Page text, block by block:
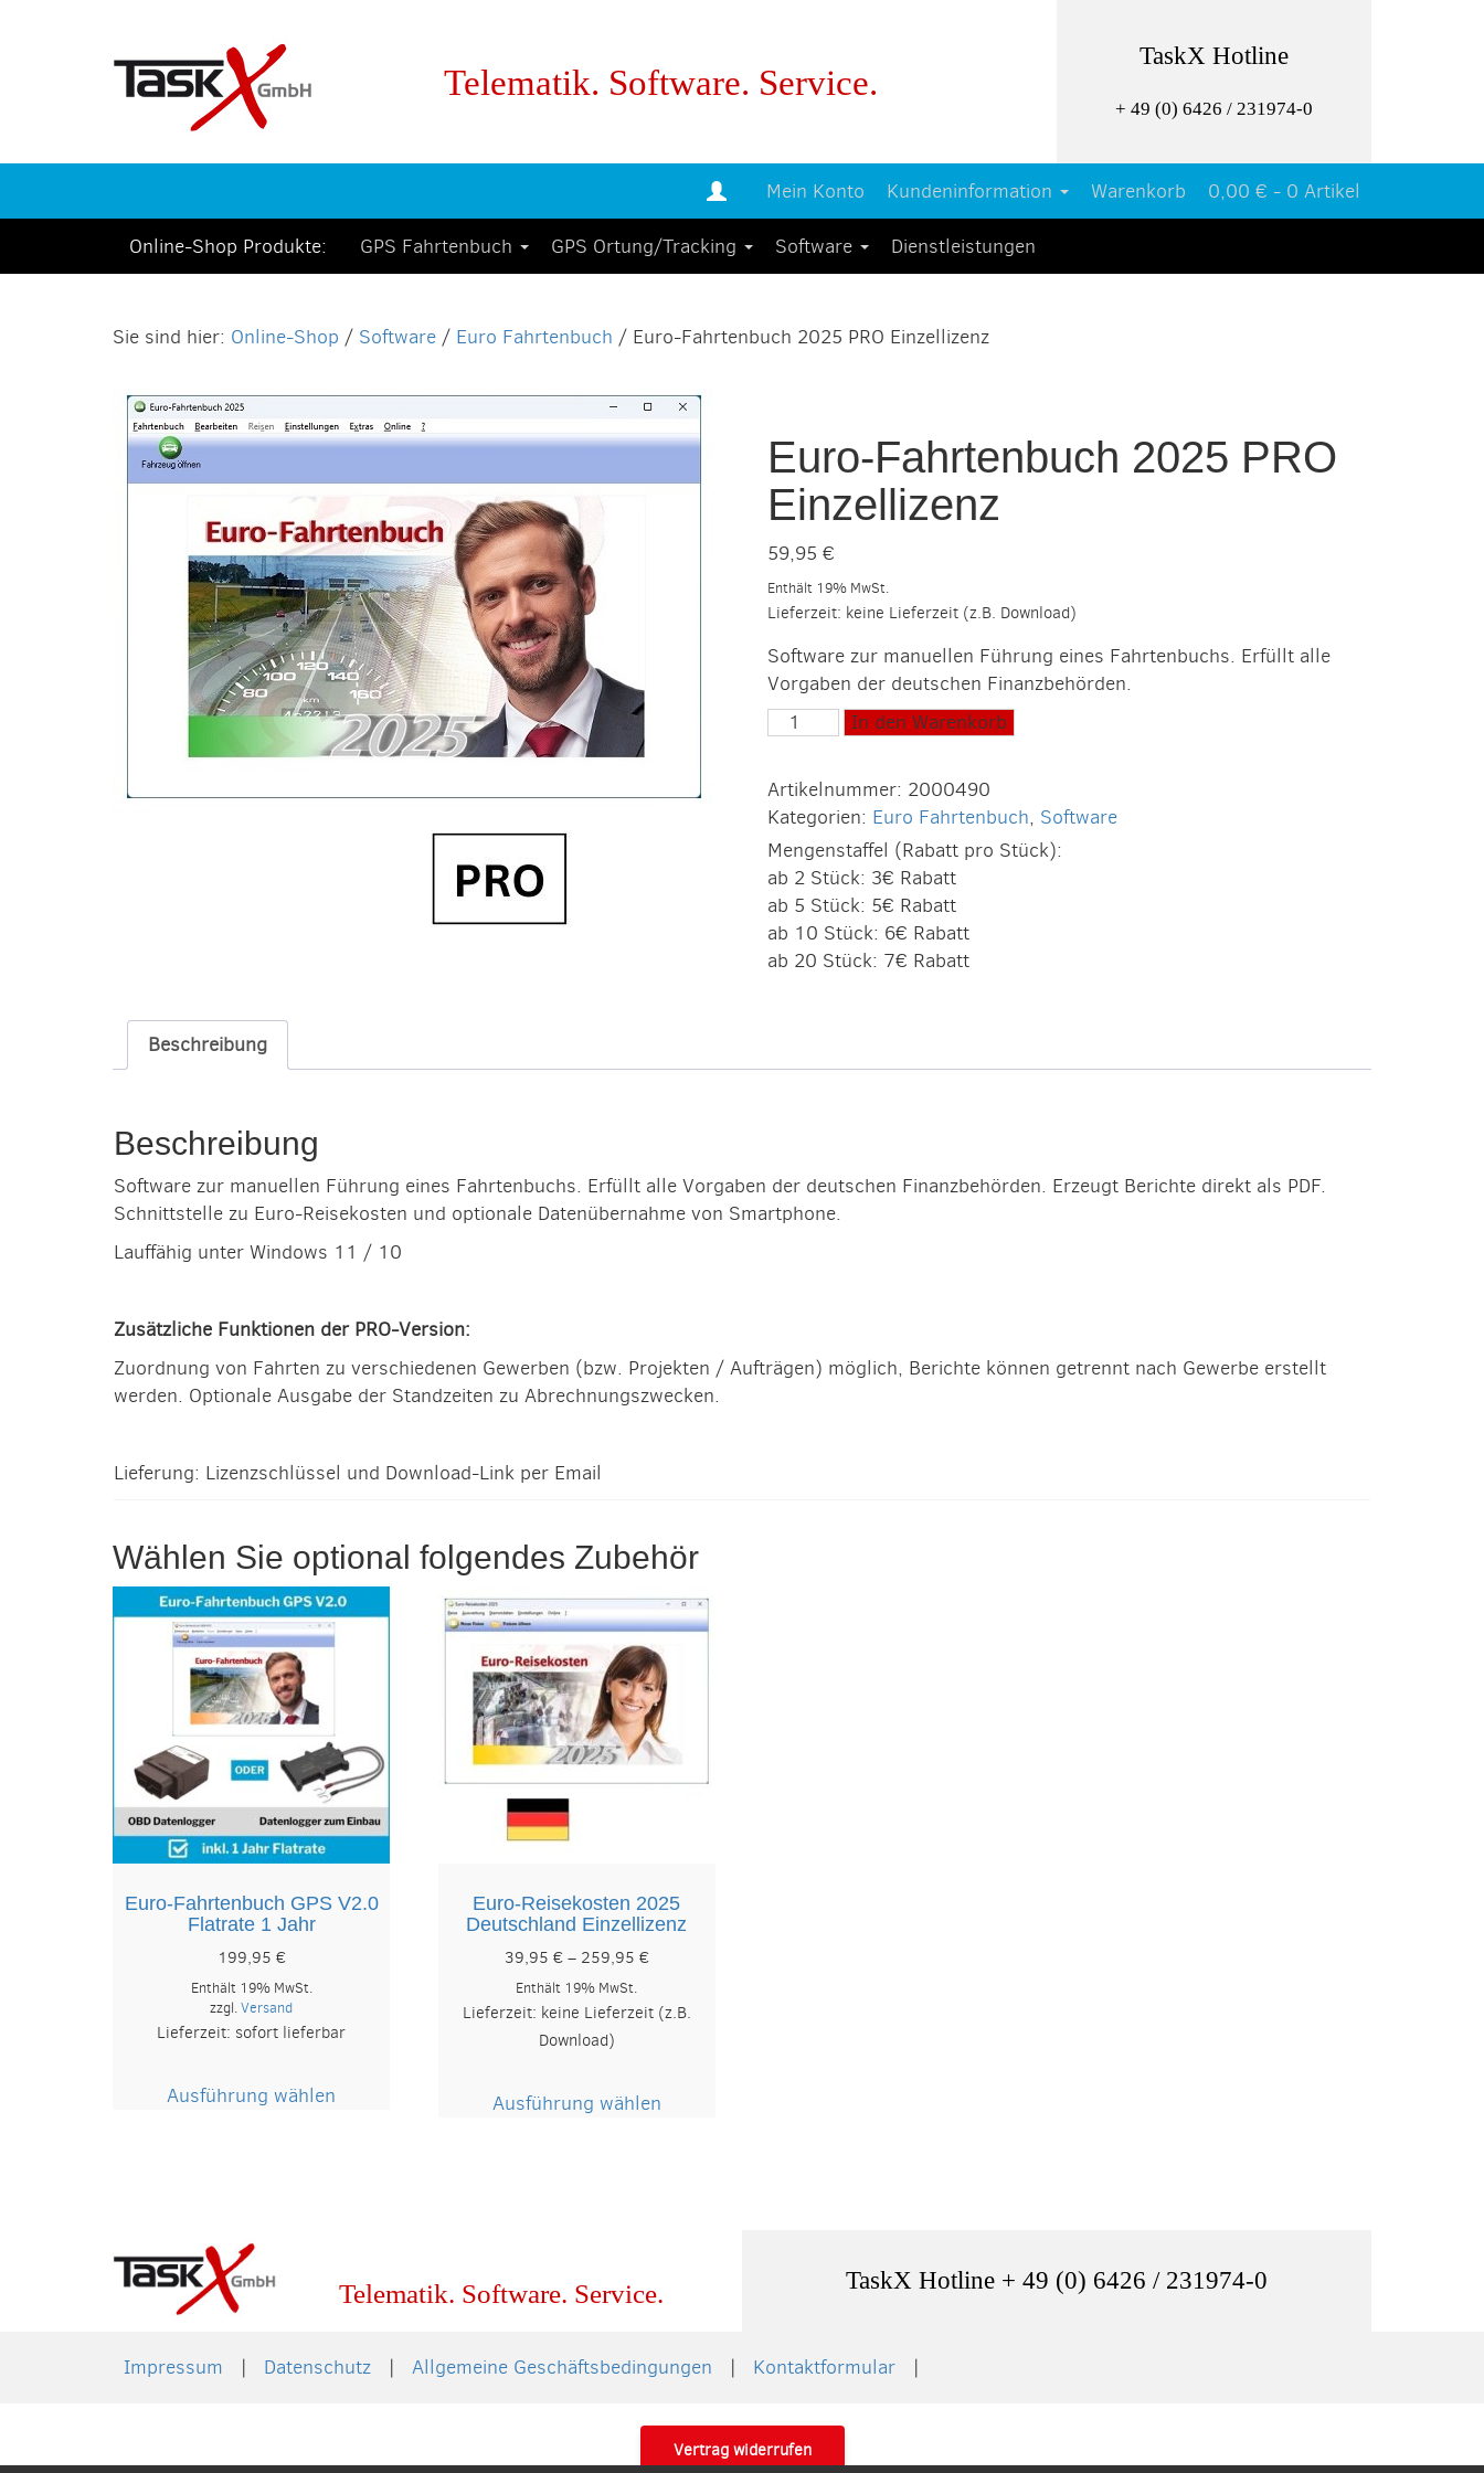
Telematik. Software. Service.
TaskX Hotline
+ 49 (0) 6426 / 231974-0
Mein Konto Kundeninformation Warenkorb 0,00 € - 0 Artikel
Online-Shop Produkte: GPS Fahrtenbuch GPS Ortung/Tracking Software Dienstleistungen
Online-Shop / Software / Euro Fahrtenbuch / Euro-Fahrtenbuch 2025 PRO Einzellizenz
Euro-Fahrtenbuch 2025 PRO
Einzellizenz
59,95 €
Enthält 19% MwSt.
Lieferzeit: keine Lieferzeit (z.B. Download)
Software zur manuellen Führung eines Fahrtenbuchs. Erfüllt alle
Vorgaben der deutschen Finanzbehörden.
Euro-
2025
PRO
Einzellizenz
Menge
In den Warenkorb
Artikelnummer: 2000490
Kategorien: Euro Fahrtenbuch, Software
Mengenstaffel (Rabatt pro Stück):
ab 2 Stück: 3€ Rabatt
ab 5 Stück: 5€ Rabatt
ab 10 Stück: 6€ Rabatt
ab 20 Stück: 7€ Rabatt
Beschreibung
Beschreibung
Software zur manuellen Führung eines Fahrtenbuchs. Erfüllt alle Vorgaben der deutschen Finanzbehörden. Erzeugt Berichte direkt als PDF.
Schnittstelle zu Euro-Reisekosten und optionale Datenübernahme von Smartphone.
Lauffähig unter Windows 11 / 10
Zusätzliche Funktionen der PRO-Version:
Zuordnung von Fahrten zu verschiedenen Gewerben (bzw. Projekten / Aufträgen) möglich, Berichte können getrennt nach Gewerbe erstellt
werden. Optionale Ausgabe der Standzeiten zu Abrechnungszwecken.
Lieferung: Lizenzschlüssel und Download-Link per Email
Wählen Sie optional folgendes Zubehör
Euro-Fahrtenbuch GPS V2.0
Flatrate 1 Jahr
199,95 €
Enthält 19% MwSt.
zzgl.Versand
Lieferzeit: sofort lieferbar
Ausführung wählen
können
Produktseite
Euro-Reisekosten 2025
Deutschland Einzellizenz
39,95 € – 259,95 €Preisspanne:
bis
Enthält 19% MwSt.
Lieferzeit: keine Lieferzeit (z.B.
Download)
Ausführung wählenProdukt
können
der
Produktseite
werden
Telematik. Software. Service. TaskX Hotline + 49 (0) 6426 / 231974-0
Impressum Datenschutz Allgemeine Geschäftsbedingungen Kontaktformular
Vertrag widerrufen